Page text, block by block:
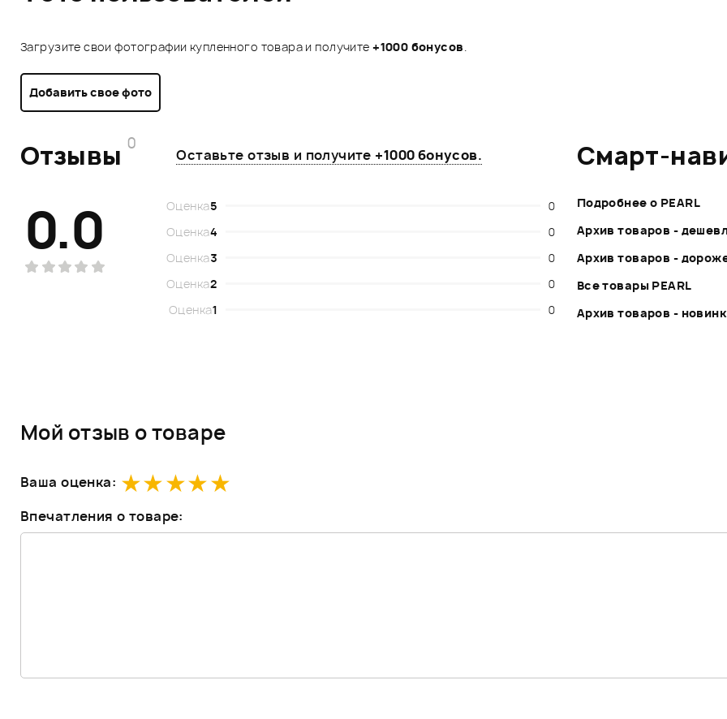
Загрузите свои фотографии купленного товара и получите+1000 бонусов.
Добавить свое фото
Отзывы 0
Оставьте отзыв и получите +1000 бонусов.
0.0 Оценка5
0
Оценка4
0
Оценка3
0
Оценка2
0
Оценка1 0
Смарт-
Подробнее о PEARL
Архив товаров -
Архив товаров -
Все товары PEARL
Архив товаров -
Мой отзыв о товаре
Ваша оценка:
Впечатления о товаре: